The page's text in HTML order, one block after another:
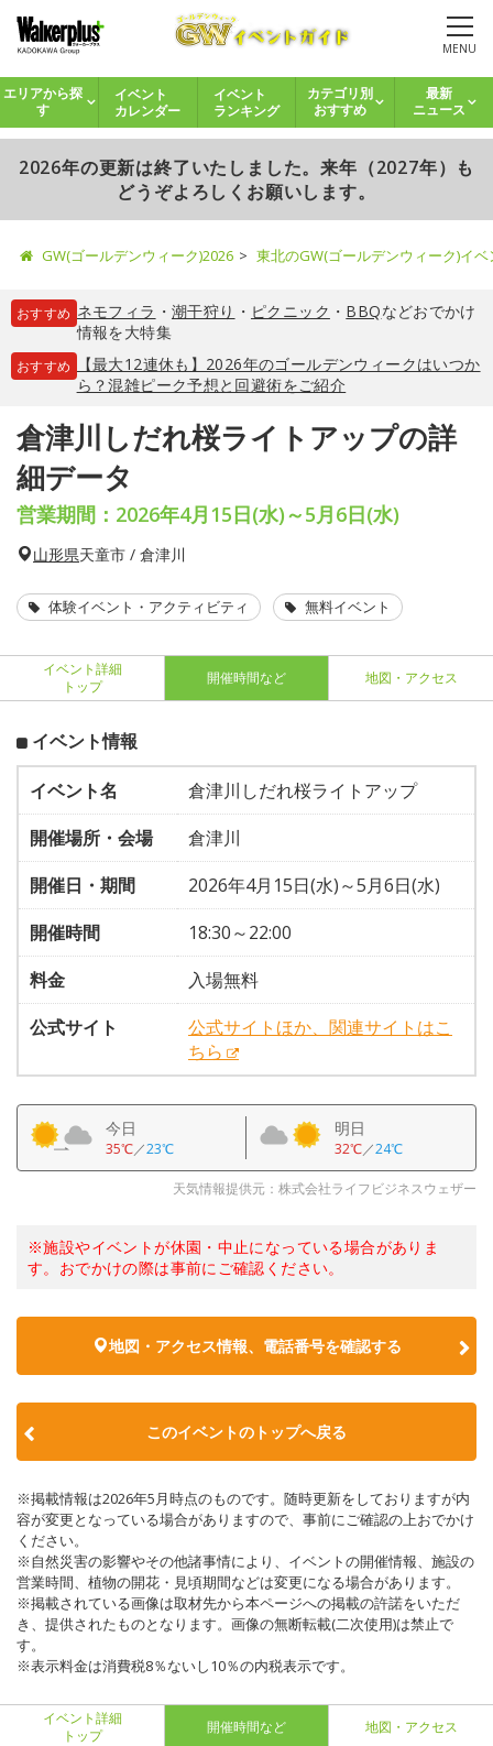
MENU
エリアから探
す
イベント
カレンダー
イベント
ランキング
カテゴリ別
おすすめ
最新
ニュース
2026年の更新は終了いたしました。来年（2027年）も
どうぞよろしくお願いします。
GW(ゴールデンウィーク)2026 東北のGW(ゴールデンウィーク)イ
おすすめ ネモフィラ ・ 潮干狩り ・ ピクニック ・ BBQなどおでかけ
情報を大特集
おすすめ
【最大12連休も】2026年のゴールデンウィークはいつか
ら？混雑ピーク予想と回避術をご紹介
倉津川しだれ桜ライトアップの詳
細データ
営業期間：2026年4月15日(水)～5月6日(水)
山形県天童市 / 倉津川
体験イベント・アクティビティ 無料イベント
イベント詳細
トップ
開催時間など 地図・アクセス
イベント情報
イベント名
倉津川しだれ桜ライトアップ
開催場所・会場
倉津川
開催日・期間
2026年4月15日(水)～5月6日(水)
開催時間
18:30～22:00
料金
入場無料
公式サイト
公式サイトほか、関連サイトはこ
ちら
今日
35℃／23℃
明日
32℃／24℃
天気情報提供元：株式会社ライフビジネスウェザー
※施設やイベントが休園・中止になっている場合がありま
す。おでかけの際は事前にご確認ください。
地図・アクセス情報、電話番号を確認する
このイベントのトップへ戻る
※掲載情報は2026年5月時点のものです。随時更新をしておりますが内
容が変更となっている場合がありますので、事前にご確認の上おでかけ
ください。
※自然災害の影響やその他諸事情により、イベントの開催情報、施設の
営業時間、植物の開花・見頃期間などは変更になる場合があります。
※掲載されている画像は取材先から本ページへの掲載の許諾をいただ
き、提供されたものとなります。画像の無断転載(二次使用)は禁止で
す。
※表示料金は消費税8％ないし10％の内税表示です。
イベント詳細
トップ
開催時間など 地図・アクセス